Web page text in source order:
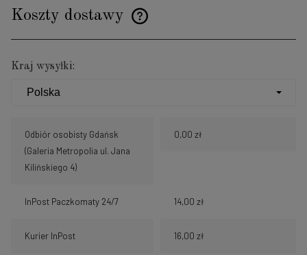
Koszty dostawy
Cena nie zawiera ewentualnych kosztów płatności
Kraj wysyłki:
Odbiór osobisty Gdańsk
(Galeria Metropolia ul. Jana
Kilińskiego 4)
0,00 zł
InPost Paczkomaty 24/7 14,00 zł
Kurier InPost 16,00 zł